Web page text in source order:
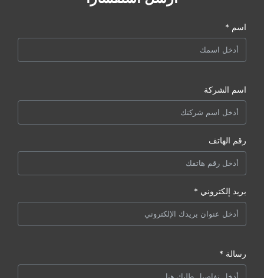
اسم *
اسم الشركة
رقم الهاتف
بريد إلكتروني *
رسالة *